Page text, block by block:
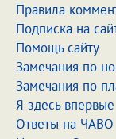
Правила
Подписка на
Помощь сайту
Замечания по
Замечания по
Я здесь впервые
Ответы на ЧАВО